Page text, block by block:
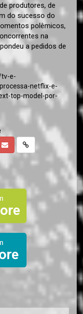
produtores, de
do sucesso do
polêmicos,
na
a pedidos de
e-
netflix-e-
top-model-por-